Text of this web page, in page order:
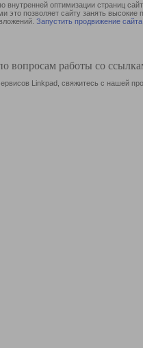
оптимизации страниц
это позволяет сайту занять
Запустить продвижение сайта
вопросам работы со
Linkpad, свяжитесь с нашей